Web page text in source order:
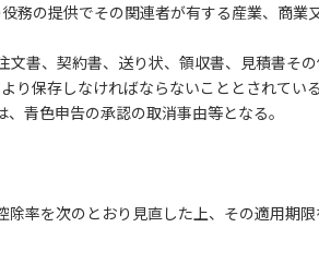
の提供でその関連者が有する産業、商業
書、契約書、送り状、領収書、見積書そ
保存しなければならないこととされている
青色申告の承認の取消事由等となる。
率を次のとおり見直した上、その適用期